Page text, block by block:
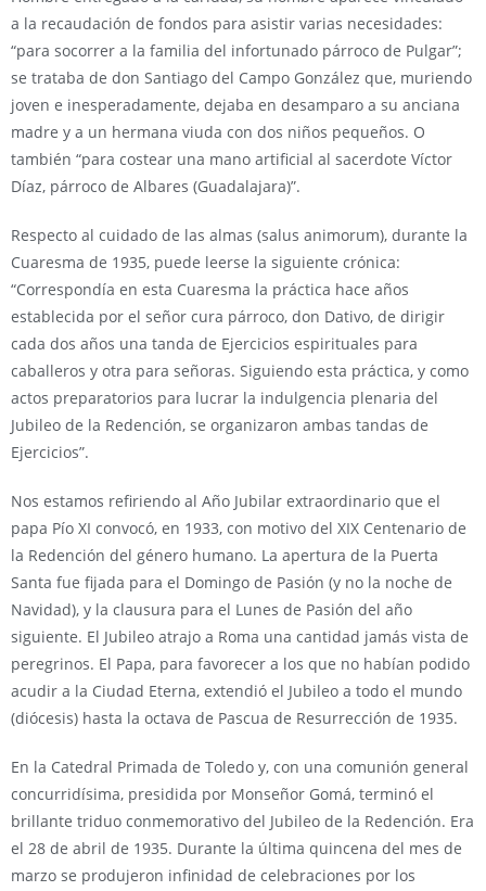
a la recaudación de fondos para asistir varias necesidades:
“para socorrer a la familia del infortunado párroco de Pulgar”;
se trataba de don Santiago del Campo González que, muriendo
joven e inesperadamente, dejaba en desamparo a su anciana
madre y a un hermana viuda con dos niños pequeños. O
también “para costear una mano artificial al sacerdote Víctor
Díaz, párroco de Albares (Guadalajara)”.
Respecto al cuidado de las almas (salus animorum), durante la
Cuaresma de 1935, puede leerse la siguiente crónica:
“Correspondía en esta Cuaresma la práctica hace años
establecida por el señor cura párroco, don Dativo, de dirigir
cada dos años una tanda de Ejercicios espirituales para
caballeros y otra para señoras. Siguiendo esta práctica, y como
actos preparatorios para lucrar la indulgencia plenaria del
Jubileo de la Redención, se organizaron ambas tandas de
Ejercicios”.
Nos estamos refiriendo al Año Jubilar extraordinario que el
papa Pío XI convocó, en 1933, con motivo del XIX Centenario de
la Redención del género humano. La apertura de la Puerta
Santa fue fijada para el Domingo de Pasión (y no la noche de
Navidad), y la clausura para el Lunes de Pasión del año
siguiente. El Jubileo atrajo a Roma una cantidad jamás vista de
peregrinos. El Papa, para favorecer a los que no habían podido
acudir a la Ciudad Eterna, extendió el Jubileo a todo el mundo
(diócesis) hasta la octava de Pascua de Resurrección de 1935.
En la Catedral Primada de Toledo y, con una comunión general
concurridísima, presidida por Monseñor Gomá, terminó el
brillante triduo conmemorativo del Jubileo de la Redención. Era
el 28 de abril de 1935. Durante la última quincena del mes de
marzo se produjeron infinidad de celebraciones por los